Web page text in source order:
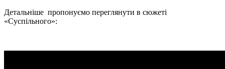
Детальніше пропонуємо переглянути в сюжеті
«Суспільного»: